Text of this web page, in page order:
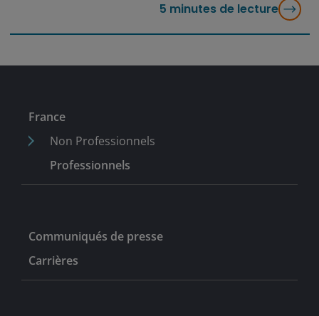
5 minutes de lecture
France
Non Professionnels
Professionnels
Communiqués de presse
Carrières